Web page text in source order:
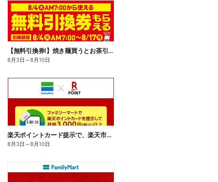
【無料引換券!】焼き麺買うとお茶引換券貰える!
8月3日 ～8月10日
楽天ポイントカード提示で、楽天市場でのお買い物がおトクに!
8月3日 ～8月10日